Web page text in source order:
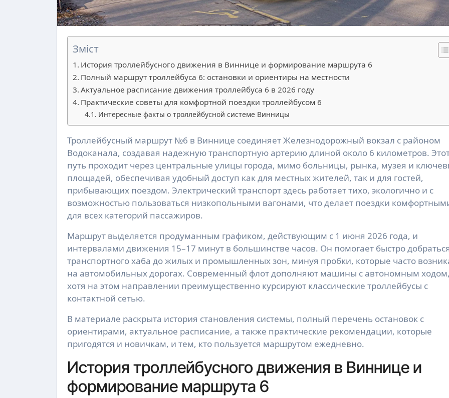
Зміст
История троллейбусного движения в Виннице и формирование маршрута 6
Полный маршрут троллейбуса 6: остановки и ориентиры на местности
Актуальное расписание движения троллейбуса 6 в 2026 году
Практические советы для комфортной поездки троллейбусом 6
Интересные факты о троллейбусной системе Винницы
Троллейбусный маршрут №6 в Виннице соединяет Железнодорожный вокзал с районом
Водоканала, создавая надежную транспортную артерию длиной около 6 километров.
путь проходит через центральные улицы города, мимо больницы, рынка, музея и
площадей, обеспечивая удобный доступ как для местных жителей, так и для гостей,
прибывающих поездом. Электрический транспорт здесь работает тихо, экологично и с
возможностью пользоваться низкопольными вагонами, что делает поездки
для всех категорий пассажиров.
Маршрут выделяется продуманным графиком, действующим с 1 июня 2026 года, и
интервалами движения 15–17 минут в большинстве часов. Он помогает быстро
транспортного хаба до жилых и промышленных зон, минуя пробки, которые часто
на автомобильных дорогах. Современный флот дополняют машины с автономным ходом,
хотя на этом направлении преимущественно курсируют классические троллейбусы с
контактной сетью.
В материале раскрыта история становления системы, полный перечень остановок с
ориентирами, актуальное расписание, а также практические рекомендации, которые
пригодятся и новичкам, и тем, кто пользуется маршрутом ежедневно.
История троллейбусного движения в Виннице и
формирование маршрута 6